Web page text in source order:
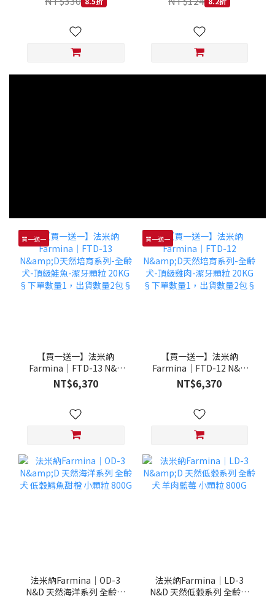
罐
買一送一
【買一送一】法米納
Farmina｜FTD-13 N&D
天然培育系列-全齡犬-頂級
鮭魚-潔牙顆粒 20KG §下
NT$6,370
買一送一
【買一送一】法米納
Farmina｜FTD-12 N&D
天然培育系列-全齡犬-頂級
雞肉-潔牙顆粒 20KG §下
NT$6,370
法米納Farmina｜OD-3
N&D 天然海洋系列 全齡犬
法米納Farmina｜LD-3
N&D 天然低穀系列 全齡犬